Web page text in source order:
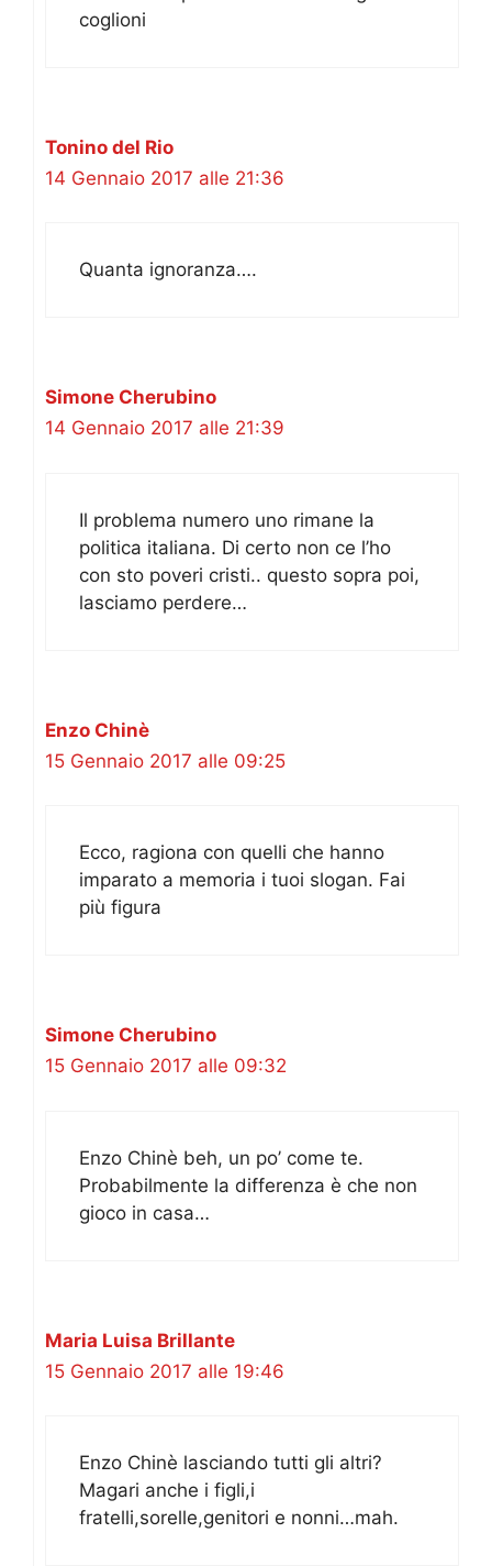
coglioni
Tonino del Rio
14 Gennaio 2017 alle 21:36
Quanta ignoranza….
Simone Cherubino
14 Gennaio 2017 alle 21:39
Il problema numero uno rimane la
politica italiana. Di certo non ce l’ho
con sto poveri cristi.. questo sopra poi,
lasciamo perdere…
Enzo Chinè
15 Gennaio 2017 alle 09:25
Ecco, ragiona con quelli che hanno
imparato a memoria i tuoi slogan. Fai
più figura
Simone Cherubino
15 Gennaio 2017 alle 09:32
Enzo Chinè beh, un po’ come te.
Probabilmente la differenza è che non
gioco in casa…
Maria Luisa Brillante
15 Gennaio 2017 alle 19:46
Enzo Chinè lasciando tutti gli altri?
Magari anche i figli,i
fratelli,sorelle,genitori e nonni…mah.